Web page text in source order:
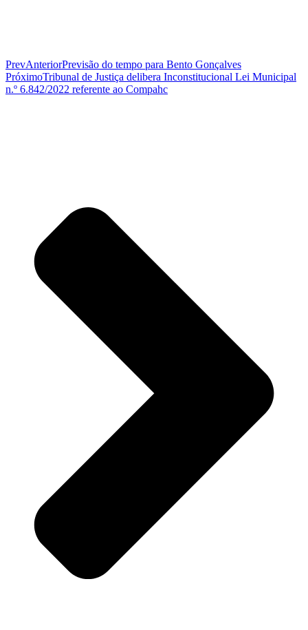
PrevAnteriorPrevisão do tempo para Bento Gonçalves
PróximoTribunal de Justiça delibera Inconstitucional Lei Municipal
n.º 6.842/2022 referente ao Compahc